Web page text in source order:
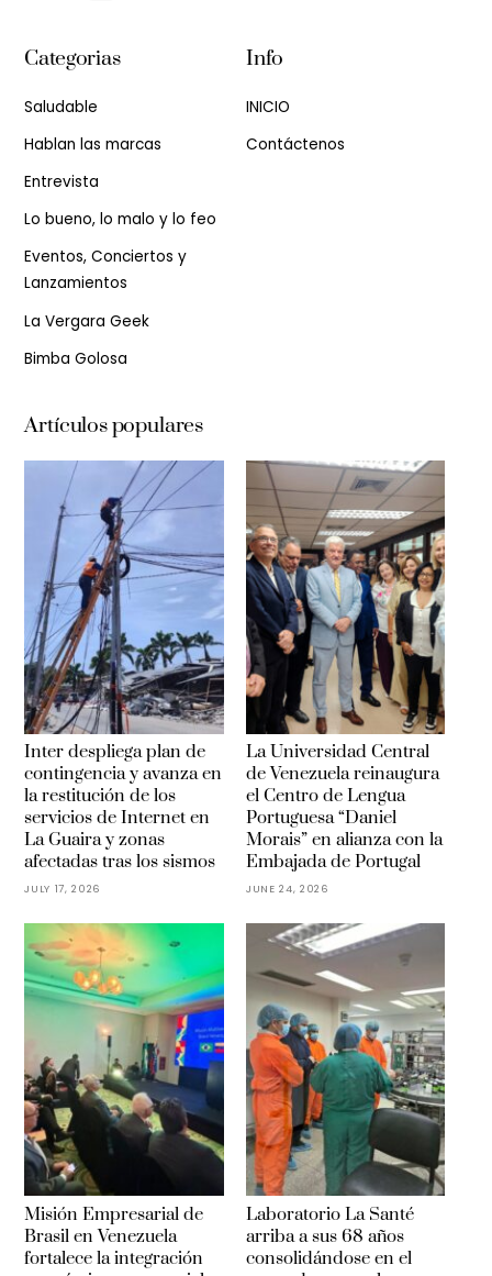
Categorias
Saludable
Hablan las marcas
Entrevista
Lo bueno, lo malo y lo feo
Eventos, Conciertos y
Lanzamientos
La Vergara Geek
Bimba Golosa
Info
INICIO
Contáctenos
Artículos populares
Inter despliega plan de
contingencia y avanza en
la restitución de los
servicios de Internet en
La Guaira y zonas
afectadas tras los sismos
JULY 17, 2026
La Universidad Central
de Venezuela reinaugura
el Centro de Lengua
Portuguesa “Daniel
Morais” en alianza con la
Embajada de Portugal
JUNE 24, 2026
Misión Empresarial de
Brasil en Venezuela
fortalece la integración
Laboratorio La Santé
arriba a sus 68 años
consolidándose en el